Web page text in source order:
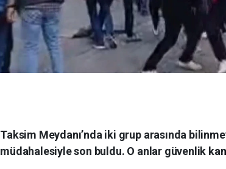
Taksim Meydanı’nda iki grup arasında
müdahalesiyle son buldu. O anlar güvenlik